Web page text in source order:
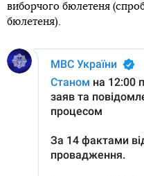
виборчого бюлетеня
бюлетеня).